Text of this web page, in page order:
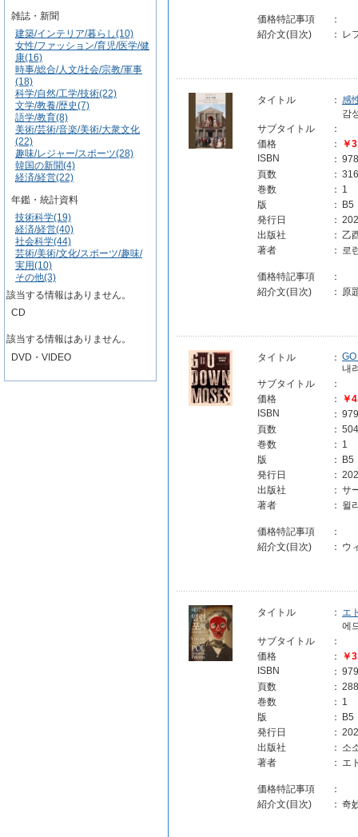
雑誌・新聞
建築/インテリア/暮らし(10)
女性/ファッション/育児/医学/健
康(16)
時事/総合/人文/社会/宗教/軍事
(18)
科学/自然/工学/技術(22)
文学/教養/歴史(7)
語学/教育(8)
美術/芸術/音楽/美術/大衆文化
(22)
趣味/レジャー/スポーツ(28)
韓国の新聞(4)
経済/経営(22)
年鑑・統計資料
技術科学(19)
経済/経営(40)
社会科学(44)
芸術/美術/文化/スポーツ/趣味/
実用(10)
その他(3)
該当する情報はありません。
CD
該当する情報はありません。
DVD・VIDEO
価格特記事項
：
紹介文(目次)
： レ
タイトル ： 感
감
サブタイトル
：
価格
：
￥
ISBN
：
頁数
： 316
巻数
： 1
版
：
B5
発行日
：
出版社
： 乙
著者
： 로
価格特記事項
：
紹介文(目次)
： 原
タイトル ：
내
サブタイトル
：
価格
：
￥
ISBN
：
頁数
： 504
巻数
： 1
版
：
B5
発行日
：
出版社
： サ
著者
： 윌
価格特記事項
：
紹介文(目次)
： ウ
タイトル ： エ
에
サブタイトル
：
価格
：
￥
ISBN
：
頁数
： 288
巻数
： 1
版
：
B5
発行日
：
出版社
： 소
著者
： エ
価格特記事項
：
紹介文(目次)
： 奇